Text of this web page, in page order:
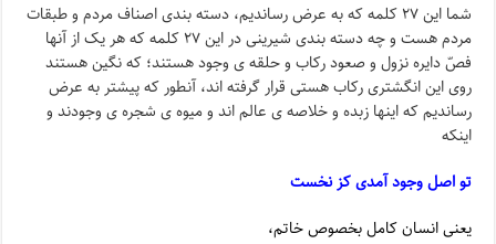
شما این ۲۷ کلمه که به عرض رساندیم، دسته بندی اصناف مردم و طبقات
مردم هست و چه دسته بندی شیرینی در این ۲۷ کلمه که هر یک از آنها
فصّ دایره نزول و صعود رکاب و حلقه ی وجود هستند؛ که نگین هستند
روی این انگشتری رکاب هستی قرار گرفته اند، آنطور که پیشتر به عرض
رساندیم که اینها زبده و خلاصه ی عالم اند و میوه ی شجره ی وجودند و
اینکه
تو اصل وجود آمدی کز نخست
یعنی انسان کامل بخصوص خاتم،